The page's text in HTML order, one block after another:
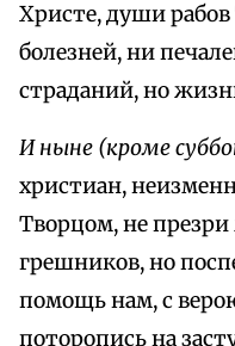
Христе, души
болезней, ни
страданий, но
И ныне (кроме
христиан,
Творцом, не презри
грешников, но
помощь нам, с
поторопись на